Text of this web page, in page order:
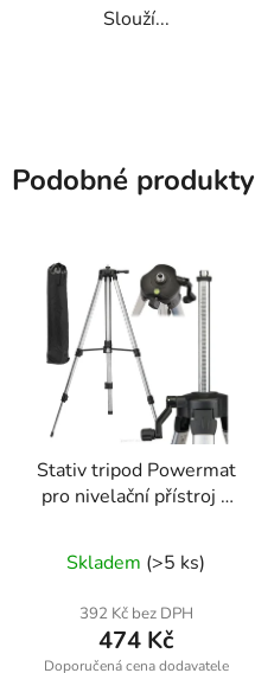
Slouží...
Podobné produkty
Stativ tripod Powermat
pro nivelační přístroj a
Skladem (>5 ks)
392 Kč bez DPH
474 Kč